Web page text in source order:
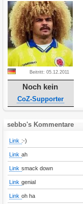
Beitritt: 05.12.2011
Noch kein
CoZ-Supporter
sebbo's Kommentare
Link :-)
Link ah
Link smack down
Link genial
Link oh ha